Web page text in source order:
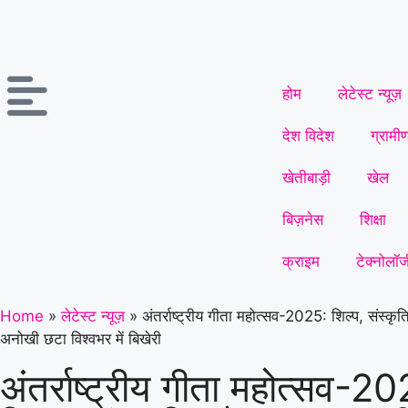
होम लेटेस्ट न्यूज़
देश विदेश
खेतीबाड़ी खेल
बिज़नेस शिक्षा
क्राइम
Home » लेटेस्ट न्यूज़ » अंतर्राष्ट्रीय गीता महोत्सव-2025: शिल्प,
अनोखी छटा विश्वभर में बिखेरी
अंतर्राष्ट्रीय गीता महोत्सव-